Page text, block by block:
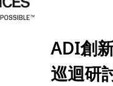
ADI創
巡迴研